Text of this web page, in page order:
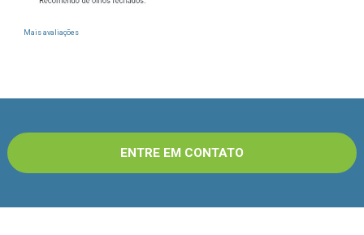
Mais avaliações
ENTRE EM CONTATO